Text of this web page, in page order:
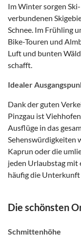
Im Winter sorgen
verbundenen
Schnee. Im Frühling
Bike-Touren und
Luft und bunten
schafft.
Idealer
Dank der guten
Pinzgau ist
Ausflüge in das
Sehenswürdigkeiten
Kaprun oder die
jeden Urlaubstag mit
häufig die Unterkunft
Die schönsten
Schmittenhöhe